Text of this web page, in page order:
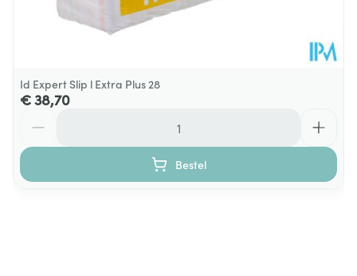
Id Expert Slip l Extra Plus 28
€ 38,70
Bestel